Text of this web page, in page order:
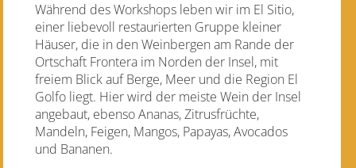
Während des Workshops leben wir im El Sitio,
einer liebevoll restaurierten Gruppe kleiner
Häuser, die in den Weinbergen am Rande der
Ortschaft Frontera im Norden der Insel, mit
freiem Blick auf Berge, Meer und die Region El
Golfo liegt. Hier wird der meiste Wein der Insel
angebaut, ebenso Ananas, Zitrusfrüchte,
Mandeln, Feigen, Mangos, Papayas, Avocados
und Bananen.